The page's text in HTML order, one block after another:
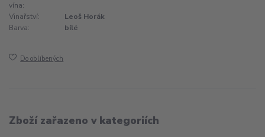
vína:
Vinařství:
Leoš Horák
Barva:
bílé
Do oblíbených
Zboží zařazeno v kategoriích